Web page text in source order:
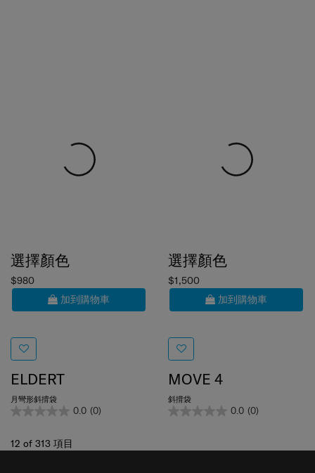
$980
加到購物車
ELDERT
月彎形斜揹袋
$1,500
加到購物車
MOVE 4
斜揹袋